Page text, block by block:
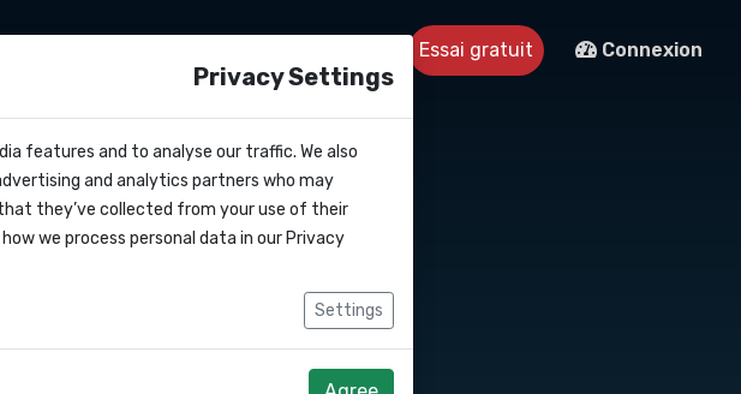
Essai gratuit Connexion
Privacy Settings
features and to analyse our traffic. We also
and analytics partners who may
they’ve collected from your use of their
we process personal data in our Privacy
Settings